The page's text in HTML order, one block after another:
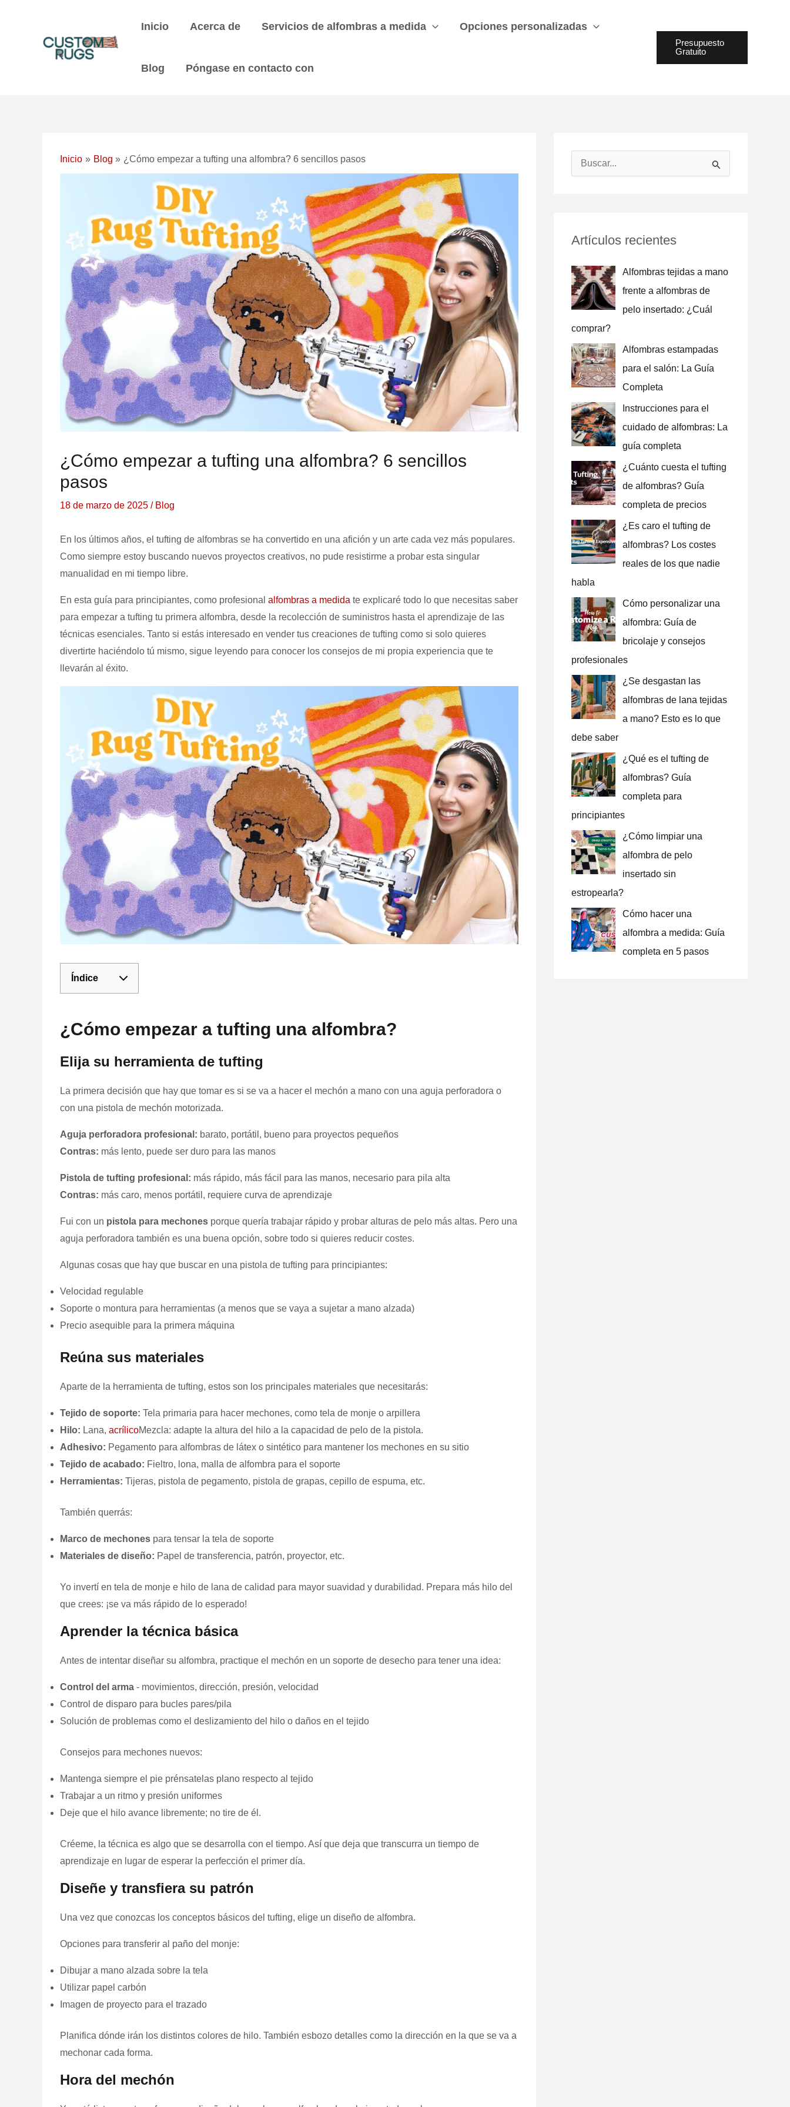
Inicio Acerca de Servicios de alfombras a medida Opciones personalizadas
Blog Póngase en contacto con
Presupuesto
Gratuito
Inicio Blog ¿Cómo empezar a tufting una alfombra? 6 sencillos pasos
¿Cómo empezar a tufting una alfombra? 6 sencillos
pasos
18 de marzo de 2025 / Blog
En los últimos años, el tufting de alfombras se ha convertido en una afición y un arte cada vez más populares.
Como siempre estoy buscando nuevos proyectos creativos, no pude resistirme a probar esta singular
manualidad en mi tiempo libre.
En esta guía para principiantes, como profesional alfombras a medida te explicaré todo lo que necesitas saber
para empezar a tufting tu primera alfombra, desde la recolección de suministros hasta el aprendizaje de las
técnicas esenciales. Tanto si estás interesado en vender tus creaciones de tufting como si solo quieres
divertirte haciéndolo tú mismo, sigue leyendo para conocer los consejos de mi propia experiencia que te
llevarán al éxito.
Índice
¿Cómo empezar a tufting una alfombra?
Elija su herramienta de tufting
La primera decisión que hay que tomar es si se va a hacer el mechón a mano con una aguja perforadora o
con una pistola de mechón motorizada.
Aguja perforadora profesional: barato, portátil, bueno para proyectos pequeños
Contras: más lento, puede ser duro para las manos
Pistola de tufting profesional: más rápido, más fácil para las manos, necesario para pila alta
Contras: más caro, menos portátil, requiere curva de aprendizaje
Fui con un pistola para mechones porque quería trabajar rápido y probar alturas de pelo más altas. Pero una
aguja perforadora también es una buena opción, sobre todo si quieres reducir costes.
Algunas cosas que hay que buscar en una pistola de tufting para principiantes:
Velocidad regulable
Soporte o montura para herramientas (a menos que se vaya a sujetar a mano alzada)
Precio asequible para la primera máquina
Reúna sus materiales
Aparte de la herramienta de tufting, estos son los principales materiales que necesitarás:
Tejido de soporte: Tela primaria para hacer mechones, como tela de monje o arpillera
Hilo: Lana, acrílicoMezcla: adapte la altura del hilo a la capacidad de pelo de la pistola.
Adhesivo: Pegamento para alfombras de látex o sintético para mantener los mechones en su sitio
Tejido de acabado: Fieltro, lona, malla de alfombra para el soporte
Herramientas: Tijeras, pistola de pegamento, pistola de grapas, cepillo de espuma, etc.
También querrás:
Marco de mechones para tensar la tela de soporte
Materiales de diseño: Papel de transferencia, patrón, proyector, etc.
Yo invertí en tela de monje e hilo de lana de calidad para mayor suavidad y durabilidad. Prepara más hilo del
que crees: ¡se va más rápido de lo esperado!
Aprender la técnica básica
Antes de intentar diseñar su alfombra, practique el mechón en un soporte de desecho para tener una idea:
Control del arma - movimientos, dirección, presión, velocidad
Control de disparo para bucles pares/pila
Solución de problemas como el deslizamiento del hilo o daños en el tejido
Consejos para mechones nuevos:
Mantenga siempre el pie prénsatelas plano respecto al tejido
Trabajar a un ritmo y presión uniformes
Deje que el hilo avance libremente; no tire de él.
Créeme, la técnica es algo que se desarrolla con el tiempo. Así que deja que transcurra un tiempo de
aprendizaje en lugar de esperar la perfección el primer día.
Diseñe y transfiera su patrón
Una vez que conozcas los conceptos básicos del tufting, elige un diseño de alfombra.
Opciones para transferir al paño del monje:
Dibujar a mano alzada sobre la tela
Utilizar papel carbón
Imagen de proyecto para el trazado
Planifica dónde irán los distintos colores de hilo. También esbozo detalles como la dirección en la que se va a
mechonar cada forma.
Hora del mechón
a
:
Artículos recientes
Alfombras tejidas a mano
frente a alfombras de
pelo insertado: ¿Cuál
comprar?
Alfombras estampadas
para el salón: La Guía
Completa
Instrucciones para el
cuidado de alfombras: La
guía completa
¿Cuánto cuesta el tufting
de alfombras? Guía
completa de precios
¿Es caro el tufting de
alfombras? Los costes
reales de los que nadie
habla
Cómo personalizar una
alfombra: Guía de
bricolaje y consejos
profesionales
¿Se desgastan las
alfombras de lana tejidas
a mano? Esto es lo que
debe saber
¿Qué es el tufting de
alfombras? Guía
completa para
principiantes
¿Cómo limpiar una
alfombra de pelo
insertado sin
estropearla?
Cómo hacer una
alfombra a medida: Guía
completa en 5 pasos